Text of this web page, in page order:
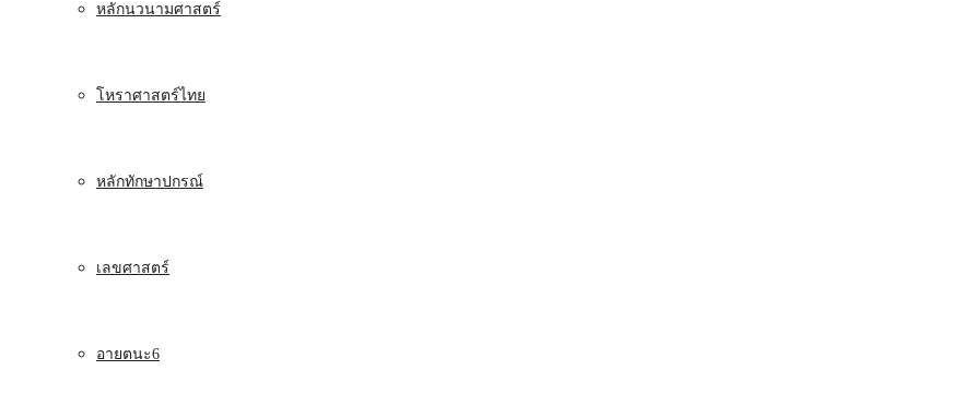
หลักนวนามศาสตร์
โหราศาสตร์ไทย
หลักทักษาปกรณ์
เลขศาสตร์
อายตนะ6